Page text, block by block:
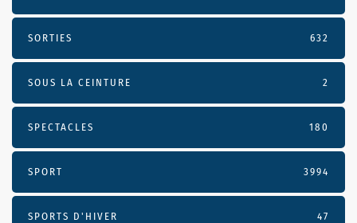
SORTIES 632
SOUS LA CEINTURE 2
SPECTACLES 180
SPORT 3994
SPORTS D'HIVER 47